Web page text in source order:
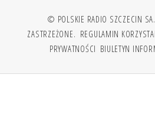
© POLSKIE RADIO SZCZECIN
ZASTRZEŻONE. REGULAMIN
PRYWATNOŚCI BIULETYN